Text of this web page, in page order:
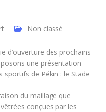
Non classé
d’ouverture des prochains
une présentation
sportifs de Pékin : le Stade
du maillage que
conçues par les